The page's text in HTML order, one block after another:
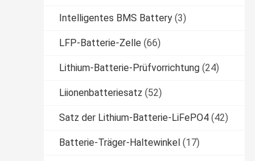
Intelligentes BMS Battery (3)
LFP-Batterie-Zelle (66)
Lithium-Batterie-Prüfvorrichtung (24)
Liionenbatteriesatz (52)
Satz der Lithium-Batterie-LiFePO4 (42)
Batterie-Träger-Haltewinkel (17)